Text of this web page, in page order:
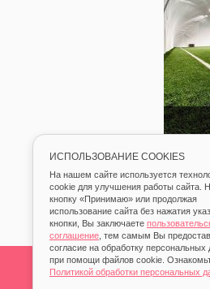
ИСПОЛЬЗОВАНИЕ COOKIES
На нашем сайте используется
cookie для улучшения работы сайта.
кнопку «Принимаю» или продолжая
использование сайта без нажатия
кнопки, Вы заключаете
соглашение , тем самым Вы
согласие на обработку персональных
при помощи файлов cookie.
Политикой обработки персональных